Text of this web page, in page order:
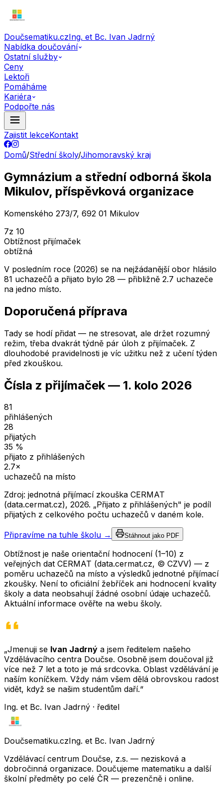
Doučsematiku.czIng. et Bc. Ivan Jadrný
Nabídka doučování
Ostatní služby
Ceny
Lektoři
Pomáháme
Kariéra
Podpořte nás
Zajistit lekceKontakt
Domů/Střední školy/Jihomoravský kraj
Gymnázium a střední odborná škola
Mikulov, příspěvková organizace
Komenského 273/7, 692 01 Mikulov
7z 10
Obtížnost přijímaček
obtížná
V posledním roce (2026) se na nejžádanější obor hlásilo
81 uchazečů a přijato bylo 28 — přibližně 2.7 uchazeče
na jedno místo.
Doporučená příprava
Tady se hodí přidat — ne stresovat, ale držet rozumný
režim, třeba dvakrát týdně pár úloh z přijímaček. Z
dlouhodobé pravidelnosti je víc užitku než z učení týden
před zkouškou.
Čísla z přijímaček — 1. kolo 2026
81
přihlášených
28
přijatých
35 %
přijato z přihlášených
2.7×
uchazečů na místo
Zdroj: jednotná přijímací zkouška CERMAT
(data.cermat.cz), 2026. „Přijato z přihlášených" je podíl
přijatých z celkového počtu uchazečů v daném kole.
Připravíme na tuhle školu → Stáhnout jako PDF
Obtížnost je naše orientační hodnocení (1–10) z
veřejných dat CERMAT (data.cermat.cz, © CZVV) — z
poměru uchazečů na místo a výsledků jednotné přijímací
zkoušky. Není to oficiální žebříček ani hodnocení kvality
školy a data neobsahují žádné osobní údaje uchazečů.
Aktuální informace ověřte na webu školy.
„Jmenuji se Ivan Jadrný a jsem ředitelem našeho
Vzdělávacího centra Doučse. Osobně jsem doučoval již
více než 7 let a toto je má srdcovka. Oblast vzdělávání je
naším koníčkem. Vždy nám všem dělá obrovskou radost
vidět, když se našim studentům daří.“
Ing. et Bc. Ivan Jadrný · ředitel
Doučsematiku.czIng. et Bc. Ivan Jadrný
Vzdělávací centrum Doučse, z.s. — nezisková a
dobročinná organizace. Doučujeme matematiku a další
školní předměty po celé ČR — prezenčně i online.